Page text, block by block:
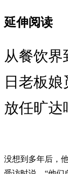
延伸阅读
从餐饮界
日老板
放任旷达
没想到多年后，